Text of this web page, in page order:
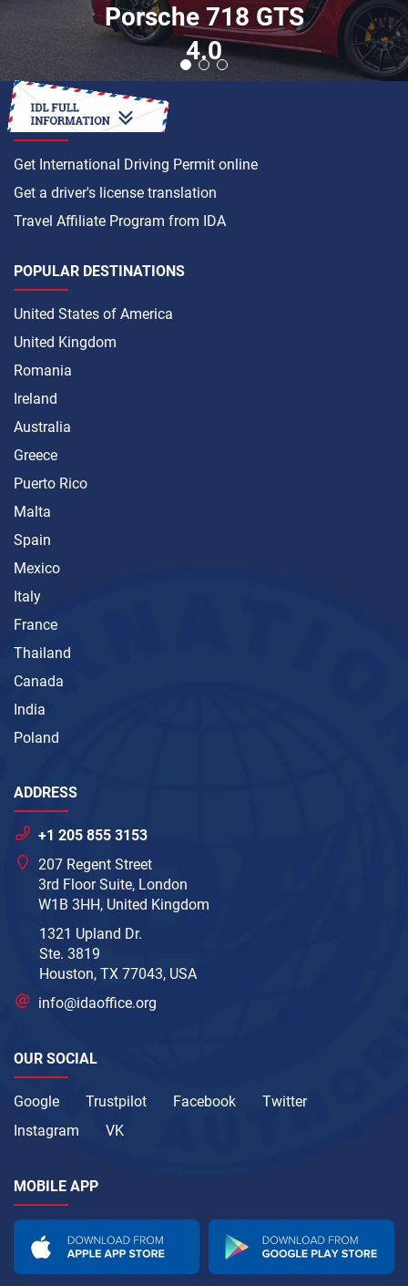
Porsche 718 GTS
4.0
HOW TO
Get International Driving Permit online
Get a driver's license translation
Travel Affiliate Program from IDA
POPULAR DESTINATIONS
United States of America
United Kingdom
Romania
Ireland
Australia
Greece
Puerto Rico
Malta
Spain
Mexico
Italy
France
Thailand
Canada
India
Poland
ADDRESS
+1 205 855 3153
207 Regent Street
3rd Floor Suite, London
W1B 3HH, United Kingdom
1321 Upland Dr.
Ste. 3819
Houston, TX 77043, USA
info@idaoffice.org
OUR SOCIAL
Google Trustpilot Facebook
Twitter
Instagram
VK
MOBILE APP